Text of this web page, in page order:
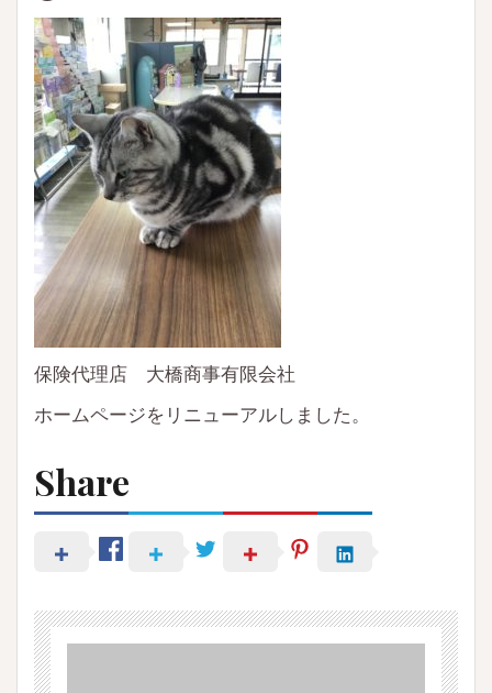
保険代理店 大橋商事有限会社
ホームページをリニューアルしました。
Share